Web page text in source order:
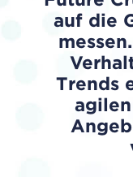
auf die
Trends